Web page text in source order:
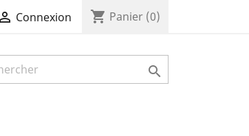
 Connexion shopping_cart Panier (0)
